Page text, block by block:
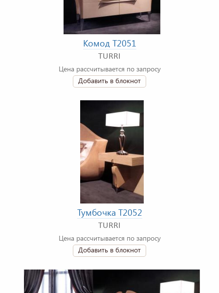
Комод T2051
TURRI
Цена рассчитывается по запросу
Добавить в блокнот
Тумбочка T2052
TURRI
Цена рассчитывается по запросу
Добавить в блокнот